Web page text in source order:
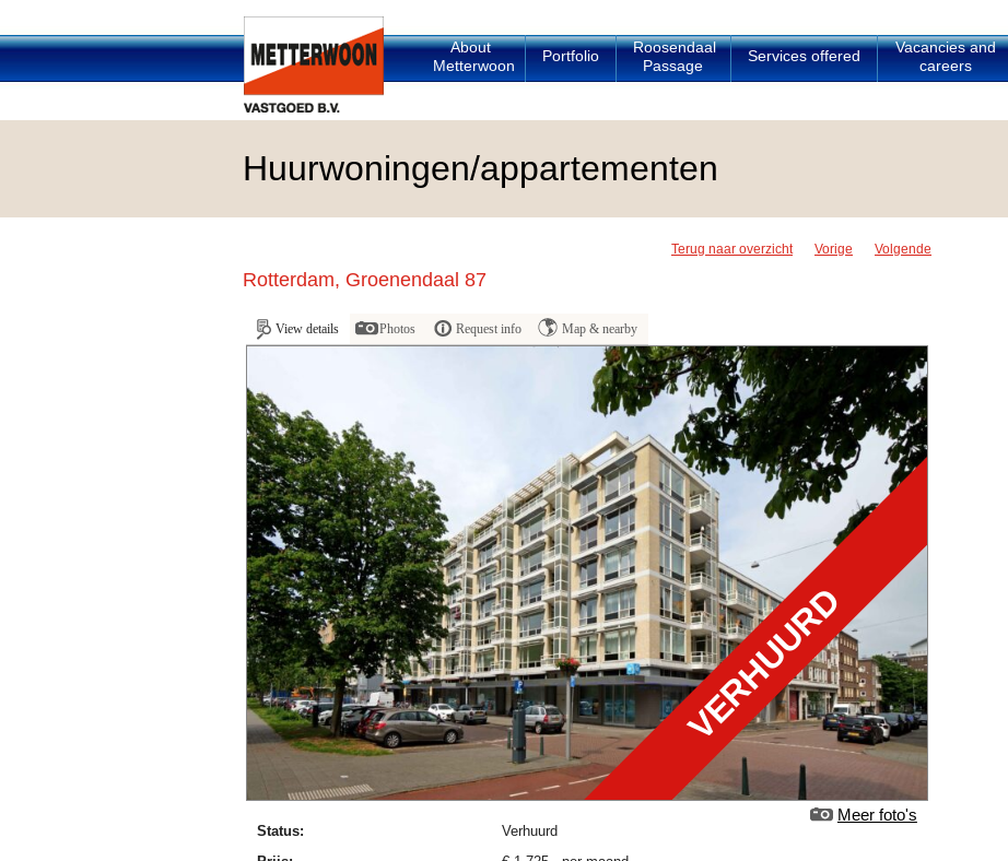
About
Metterwoon
Portfolio
Roosendaal
Passage
Services offered
Vacancies and
careers
Huurwoningen/appartementen
Terug naar overzicht Vorige Volgende
Rotterdam, Groenendaal 87
View details Photos Request info Map & nearby
VERHUURD
Meer foto's
Status:
verhuurd